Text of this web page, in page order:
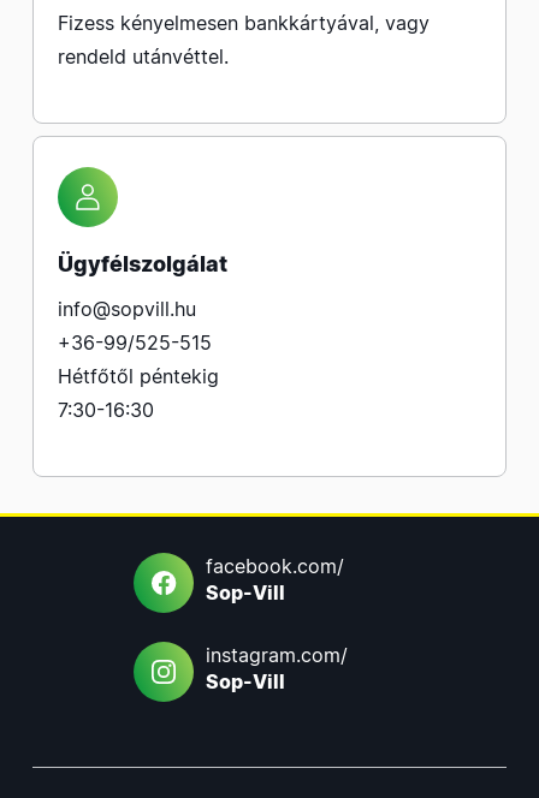
Fizess kényelmesen bankkártyával, vagy
rendeld utánvéttel.
Ügyfélszolgálat
info@sopvill.hu
+36-99/525-515
Hétfőtől péntekig
7:30-16:30
facebook.com/
Sop-Vill
instagram.com/
Sop-Vill